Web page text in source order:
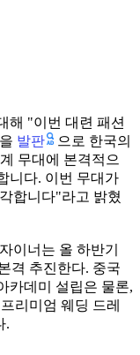
해 "이번 대련 패션
발판
으로 한국의
무대에 본격적으
니다. 이번 무대가
합니다"라고 밝혔
이너는 올 하반기
격 추진한다. 중국
카데미 설립은 물론,
리미엄 웨딩 드레
.